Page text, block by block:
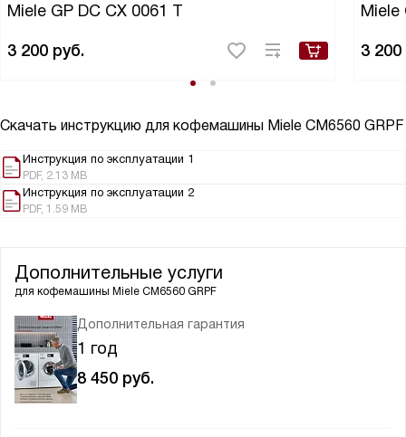
Miele GP DC CX 0061 T
3 200 руб.
Miele
3 200
Скачать инструкцию для кофемашины Miele CM6560 GRPF
Инструкция по эксплуатации 1
PDF, 2.13 MB
Инструкция по эксплуатации 2
PDF, 1.59 MB
Дополнительные услуги
для кофемашины Miele CM6560 GRPF
Дополнительная гарантия
1 год
8 450 руб.